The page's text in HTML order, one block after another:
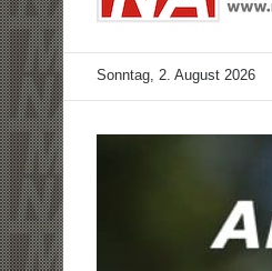
Sonntag, 2. August 2026